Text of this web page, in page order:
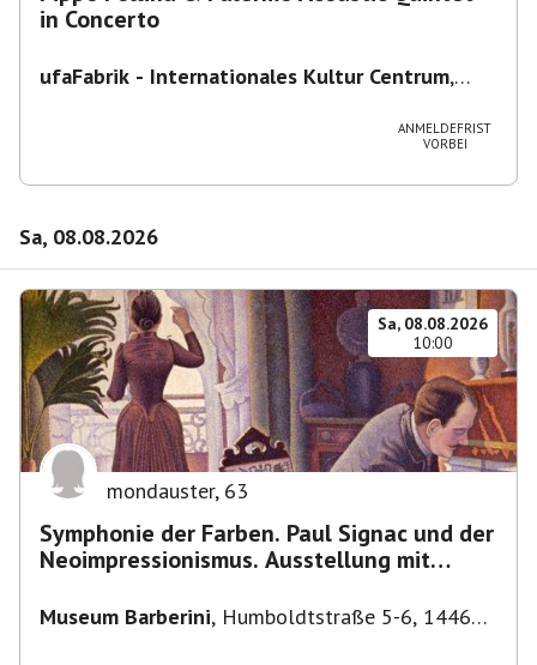
in Concerto
ufaFabrik - Internationales Kultur Centrum,
ANMELDEFRIST
VORBEI
Sa, 08.08.2026
Sa, 08.08.2026
10:00
mondauster, 63
Symphonie der Farben. Paul Signac und der
Neoimpressionismus. Ausstellung mit
Museum Barberini, Humboldtstraße 5-6, 14467